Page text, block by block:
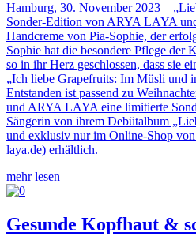
Hamburg, 30. November 2023 –
Sonder-Edition von ARYA LAYA
Handcreme von Pia-Sophie, der
Sophie hat die besondere Pflege der
so in ihr Herz geschlossen, dass sie
„Ich liebe Grapefruits: Im Müsli und
Entstanden ist passend zu
und ARYA LAYA eine limitierte
Sängerin von ihrem Debütalbum
und exklusiv nur im Online-Shop
laya.de) erhältlich.
mehr lesen
Gesunde Kopfhaut &